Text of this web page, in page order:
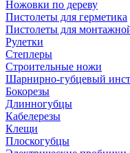
Ножовки по дереву
Пистолеты для герметика
Пистолеты для
Рулетки
Степлеры
Строительные ножи
Шарнирно-губцевый
Бокорезы
Длинногубцы
Кабелерезы
Клещи
Плоскогубцы